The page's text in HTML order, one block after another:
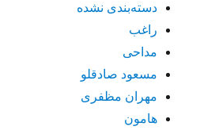
دسته‌بندی نشده
راغب
مداحی
مسعود صادقلو
مهران مظفری
هامون